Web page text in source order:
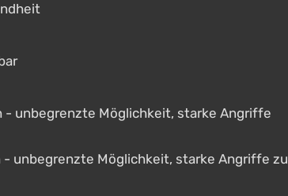
- unbegrenzte Möglichkeit, starke Angriffe
unbegrenzte Möglichkeit, starke Angriffe zu